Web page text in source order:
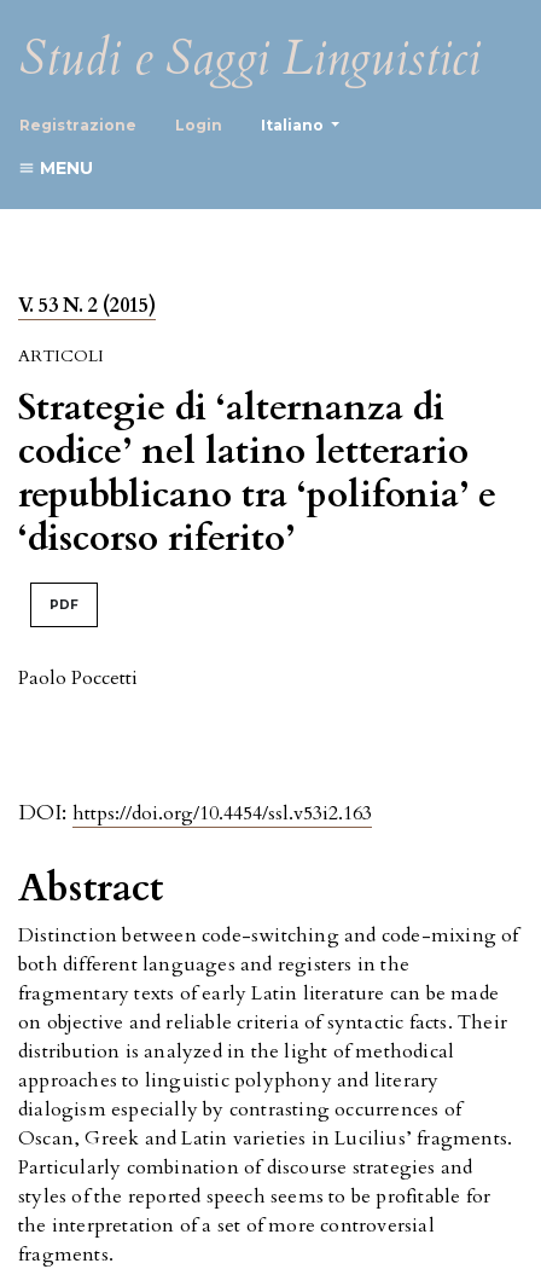
Studi e Saggi Linguistici
Registrazione Login Italiano
MENU
V. 53 N. 2 (2015)
ARTICOLI
Strategie di ‘alternanza di
codice’ nel latino letterario
repubblicano tra ‘polifonia’ e
‘discorso riferito’
PDF
Paolo Poccetti
DOI: https://doi.org/10.4454/ssl.v53i2.163
Abstract
Distinction between code-switching and code-mixing of
both different languages and registers in the
fragmentary texts of early Latin literature can be made
on objective and reliable criteria of syntactic facts. Their
distribution is analyzed in the light of methodical
approaches to linguistic polyphony and literary
dialogism especially by contrasting occurrences of
Oscan, Greek and Latin varieties in Lucilius’ fragments.
Particularly combination of discourse strategies and
styles of the reported speech seems to be profitable for
the interpretation of a set of more controversial
fragments.